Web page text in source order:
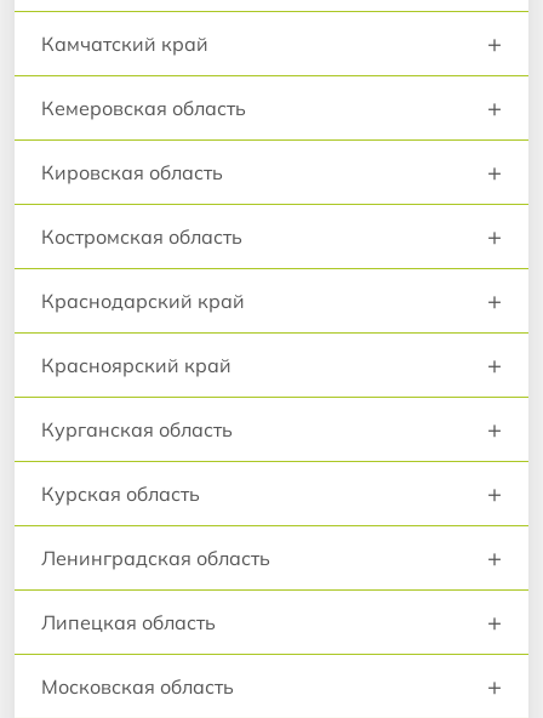
Камчатский край +
Кемеровская область +
Кировская область +
Костромская область +
Краснодарский край +
Красноярский край +
Курганская область +
Курская область +
Ленинградская область +
Липецкая область +
Московская область +